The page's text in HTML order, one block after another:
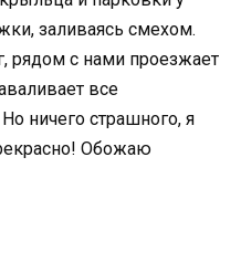
заливаясь смехом.
рядом с нами проезжает
все
ничего страшного, я
Обожаю